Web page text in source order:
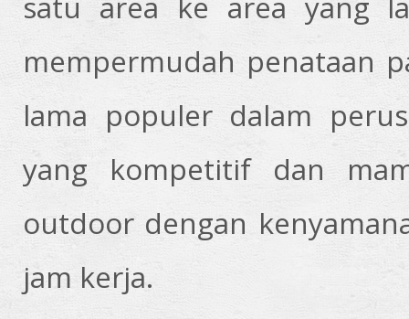
mempermudah penataan
lama populer dalam
yang kompetitif dan
outdoor dengan
jam kerja.